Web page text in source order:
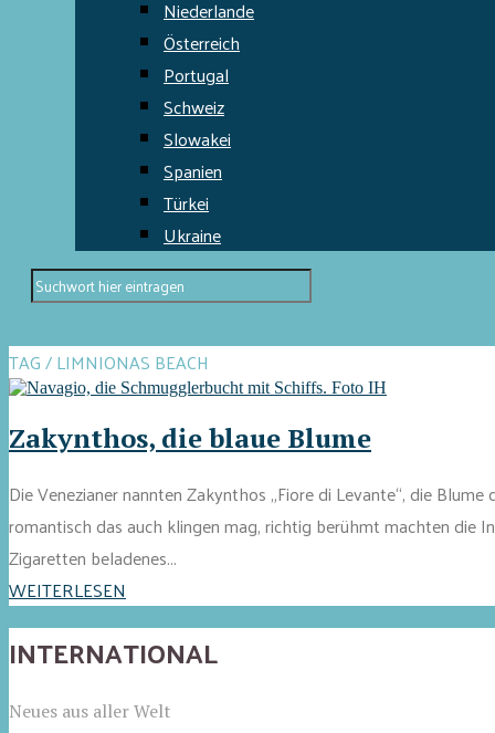
Niederlande
Österreich
Portugal
Schweiz
Slowakei
Spanien
Türkei
Ukraine
TAG / LIMNIONAS BEACH
Zakynthos, die blaue Blume
Die Venezianer nannten Zakynthos „Fiore di Levante“, die
romantisch das auch klingen mag, richtig berühmt machten die
Zigaretten beladenes...
WEITERLESEN
INTERNATIONAL
Neues aus aller Welt